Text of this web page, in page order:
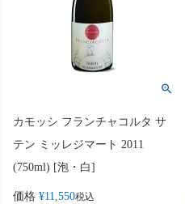
カモッシ フランチャコルタ サ
テン ミッレジマート 2011
(750ml) [泡・白]
価格 ¥11,550税込